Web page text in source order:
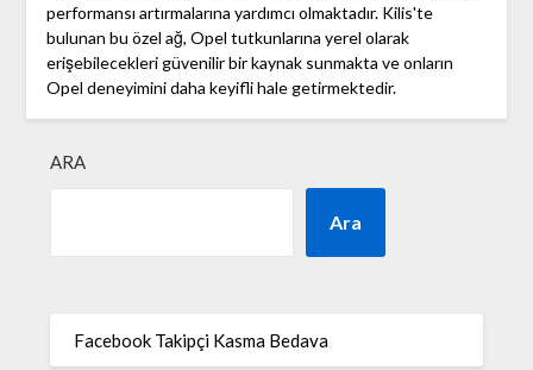
performansı artırmalarına yardımcı olmaktadır. Kilis'te
bulunan bu özel ağ, Opel tutkunlarına yerel olarak
erişebilecekleri güvenilir bir kaynak sunmakta ve onların
Opel deneyimini daha keyifli hale getirmektedir.
ARA
Ara
Facebook Takipçi Kasma Bedava